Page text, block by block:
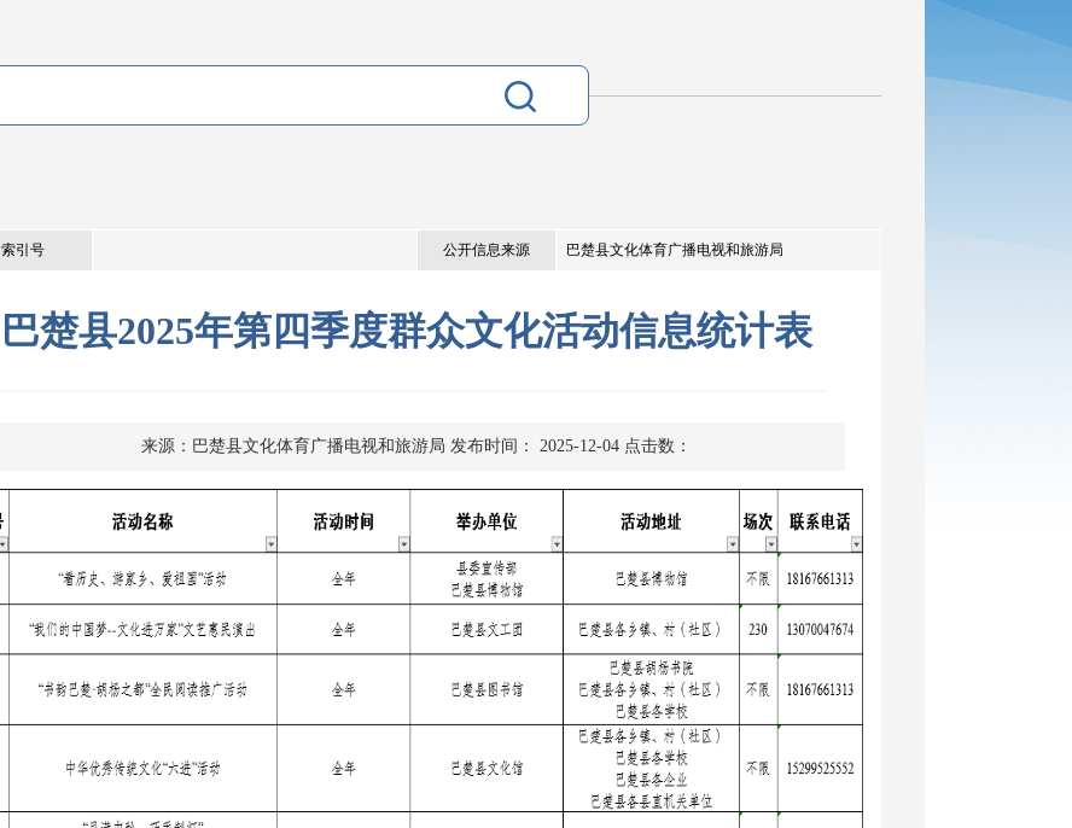
索引号 公开信息来源 巴楚县文化体育广播电视和旅游局
巴楚县2025年第四季度群众文化活动信息统计表
来源：巴楚县文化体育广播电视和旅游局 发布时间： 2025-12-04 点击数：